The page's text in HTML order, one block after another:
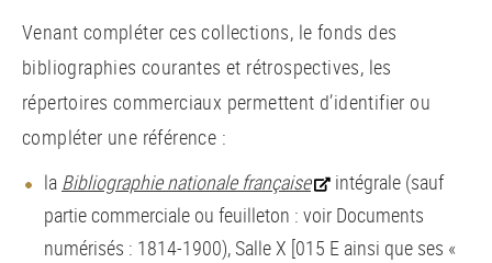
Venant compléter ces collections, le fonds des
bibliographies courantes et rétrospectives, les
répertoires commerciaux permettent d’identifier ou
compléter une référence :
la Bibliographie nationale française
intégrale (sauf
partie commerciale ou feuilleton : voir Documents
numérisés : 1814-1900), Salle X [015 E ainsi que ses «